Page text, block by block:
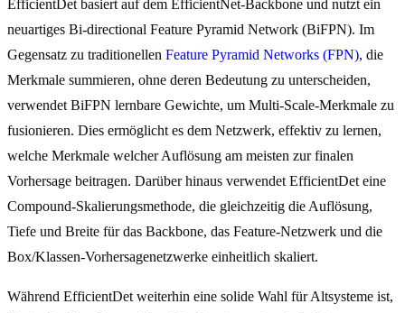
EfficientDet basiert auf dem EfficientNet-Backbone und nutzt ein
neuartiges Bi-directional Feature Pyramid Network (BiFPN). Im
Gegensatz zu traditionellen Feature Pyramid Networks (FPN), die
Merkmale summieren, ohne deren Bedeutung zu unterscheiden,
verwendet BiFPN lernbare Gewichte, um Multi-Scale-Merkmale zu
fusionieren. Dies ermöglicht es dem Netzwerk, effektiv zu lernen,
welche Merkmale welcher Auflösung am meisten zur finalen
Vorhersage beitragen. Darüber hinaus verwendet EfficientDet eine
Compound-Skalierungsmethode, die gleichzeitig die Auflösung,
Tiefe und Breite für das Backbone, das Feature-Netzwerk und die
Box/Klassen-Vorhersagenetzwerke einheitlich skaliert.
Während EfficientDet weiterhin eine solide Wahl für Altsysteme ist,